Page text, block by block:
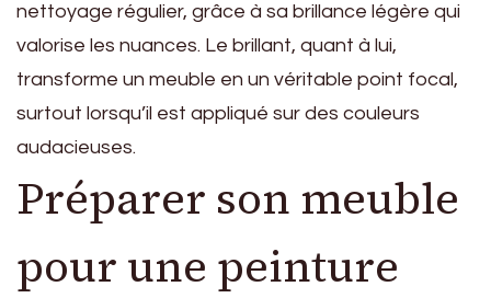
nettoyage régulier, grâce à sa brillance légère qui
valorise les nuances. Le brillant, quant à lui,
transforme un meuble en un véritable point focal,
surtout lorsqu’il est appliqué sur des couleurs
audacieuses.
Préparer son meuble
pour une peinture